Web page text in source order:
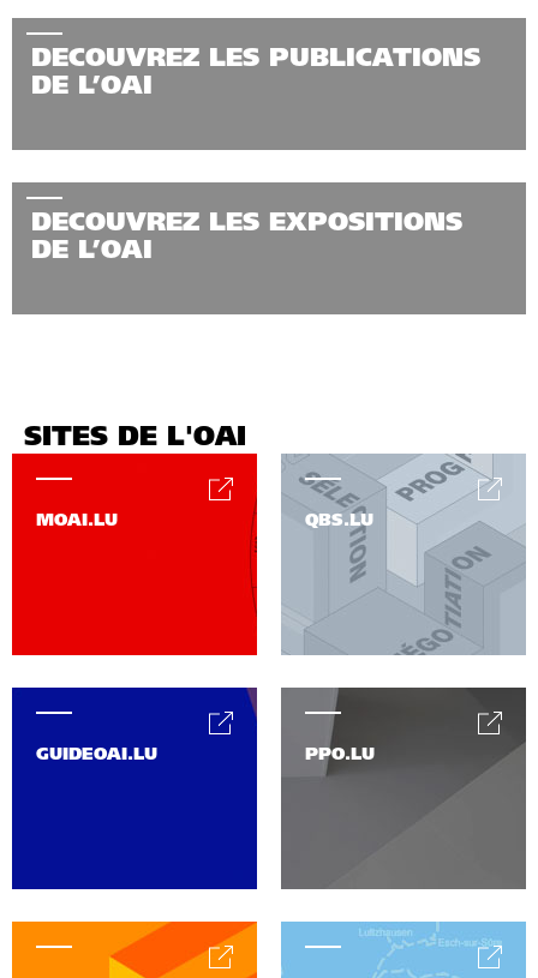
DECOUVREZ LES PUBLICATIONS
DE L’OAI
DECOUVREZ LES EXPOSITIONS
DE L’OAI
SITES DE L'OAI
MOAI.LU QBS.LU
PPO.LU
GUIDEOAI.LU